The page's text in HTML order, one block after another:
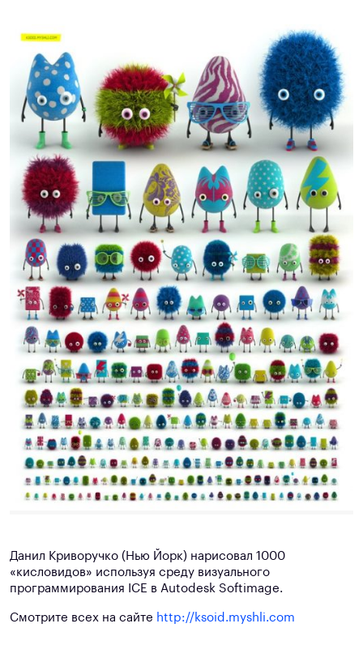
Данил Криворучко (Нью Йорк) нарисовал 1000
«кисловидов» используя среду визуального
программирования ICE в Autodesk Softimage.
Смотрите всех на сайте http://ksoid.myshli.com